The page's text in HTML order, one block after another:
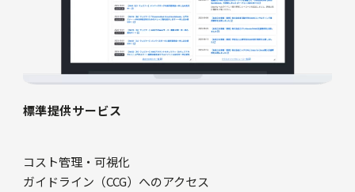
標準提供サービス
コスト管理・可視化
ガイドライン（CCG）へのアクセス